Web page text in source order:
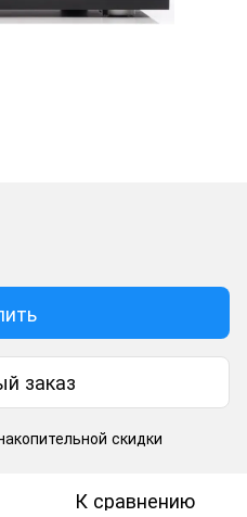
заказ
скидки
К сравнению